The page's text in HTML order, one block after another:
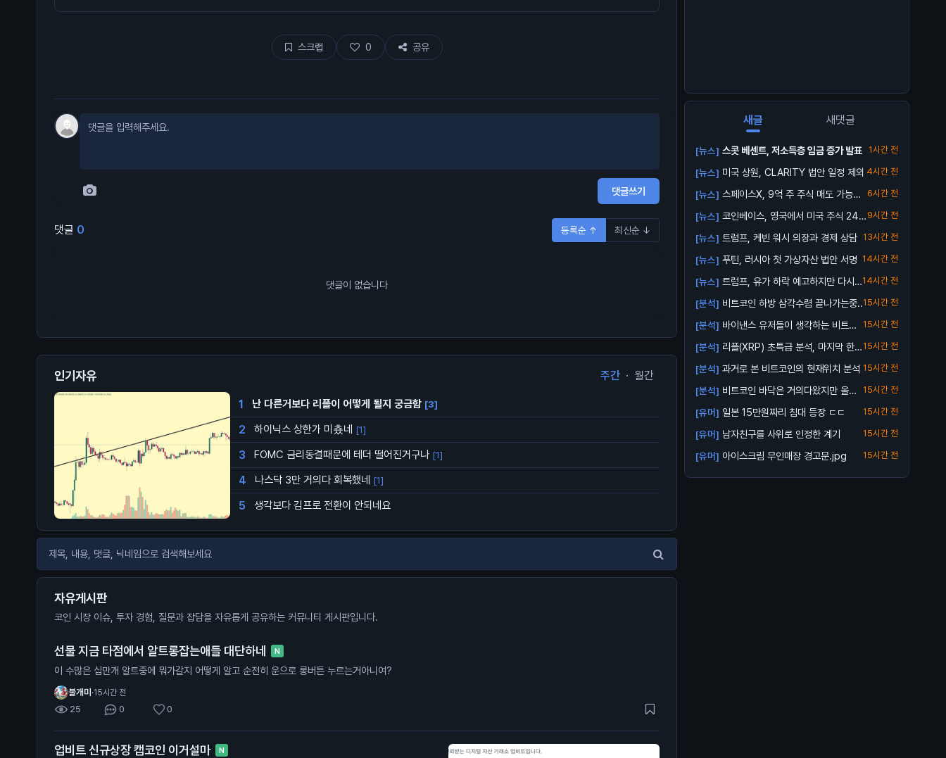
스크랩 0 공유
댓글쓰기
댓글 0 등록순 ↑ 최신순 ↓
댓글이 없습니다
인기자유 주간 · 월간
1 난 다른거보다 리플이 어떻게 될지 궁금함 [3]
2 하이닉스 상한가 미춌네 [1]
3 FOMC 금리동결때문에 테더 떨어진거구나 [1]
4 나스닥 3만 거의다 회복했네 [1]
5 생각보다 김프로 전환이 안되네요
자유게시판
코인 시장 이슈, 투자 경험, 질문과 잡담을 자유롭게 공유하는 커뮤니티 게시판입니다.
선물 지금 타점에서 알트롱잡는애들 대단하네 N
이 수많은 십만개 알트중에 뭐가갈지 어떻게 알고 순전히 운으로 롱버튼 누르는거아니여?
불개미 ·15시간 전
25 0 0
업비트 신규상장 캡코인 이거설마 N
새글 새댓글
[뉴스] 스콧 베센트, 저소득층 임금 증가 발표 1시간 전
[뉴스] 미국 상원, CLARITY 법안 일정 제외 4시간 전
[뉴스] 스페이스X, 9억 주 주식 매도 가능해
6시간 전
[뉴스] 코인베이스, 영국에서 미국 주식 24/
5 거래...
9시간 전
[뉴스] 트럼프, 케빈 워시 의장과 경제 상담 13시간 전
[뉴스] 푸틴, 러시아 첫 가상자산 법안 서명 14시간 전
[뉴스] 트럼프, 유가 하락 예고하지만 다시
오를 수 ...
14시간 전
[분석] 비트코인 하방 삼각수렴 끝나가는중..15시간 전
[분석] 바이낸스 유저들이 생각하는 비트코
인 바닥
15시간 전
[분석] 리플(XRP) 초특급 분석, 마지막 한번
받아...
15시간 전
[분석] 과거로 본 비트코인의 현재위치 분석 15시간 전
[분석] 비트코인 바닥은 거의다왔지만 올인
은 금지
15시간 전
[유머] 일본 15만원짜리 침대 등장 ㄷㄷ 15시간 전
[유머] 남자친구를 사위로 인정한 계기 15시간 전
[유머] 아이스크림 무인매장 경고문.jpg 15시간 전